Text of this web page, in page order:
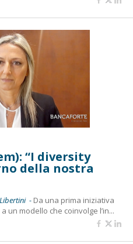
“I diversity
della nostra
- Da una prima iniziativa
un modello che coinvolge l’in...